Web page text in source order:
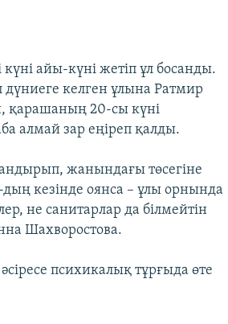
айы-күні жетіп ұл босанды.
келген ұлына Ратмир
қарашаның 20-сы күні
алмай зар еңіреп қалды.
жанындағы төсегіне
дың кезінде оянса – ұлы орнында
не санитарлар да білмейтін
Шахворостова.
психикалық тұрғыда өте